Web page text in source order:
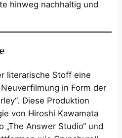
hinweg nachhaltig und
literarische Stoff eine
in Form der
Diese Produktion
von Hiroshi Kawamata
Answer Studio“ und